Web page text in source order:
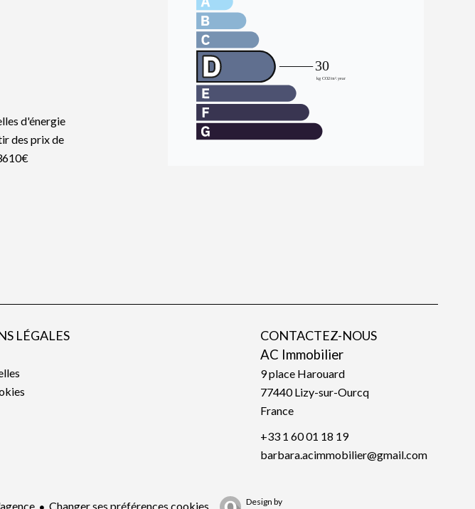
d'énergie
des prix de
LÉGALES
CONTACTEZ-NOUS
AC Immobilier
9 place Harouard
77440Lizy-sur-Ourcq
France
+33 1 60 01 18 19
barbara.acimmobilier@gmail.com
Changer ses préférences cookies
Design by